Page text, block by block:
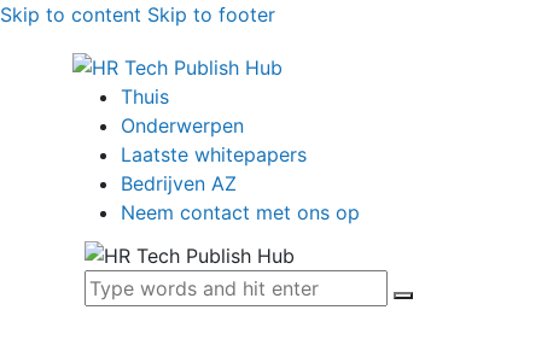
Skip to content Skip to footer
Thuis
Onderwerpen
Laatste whitepapers
Bedrijven AZ
Neem contact met ons op